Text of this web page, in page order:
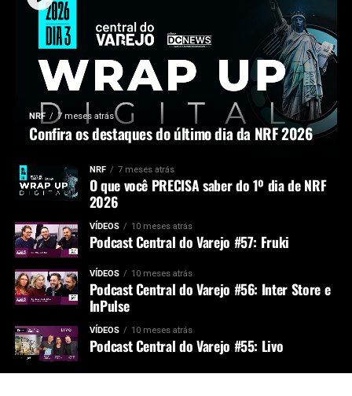
NRF 7 meses atrás
Confira os destaques do último dia da NRF 2026
NRF 7 meses atrás
O que você PRECISA saber do 1º dia de NRF
2026
VÍDEOS 10 meses atrás
Podcast Central do Varejo #57: Fruki
VÍDEOS 10 meses atrás
Podcast Central do Varejo #56: Inter Store e
InPulse
VÍDEOS 10 meses atrás
Podcast Central do Varejo #55: Livo